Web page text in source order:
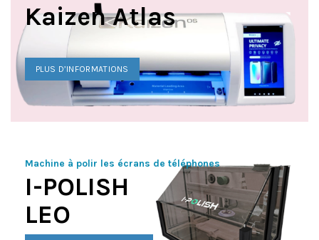
Kaizen Atlas
PLUS D’INFORMATIONS
Machine à polir les écrans de téléphones
I-POLISH
LEO